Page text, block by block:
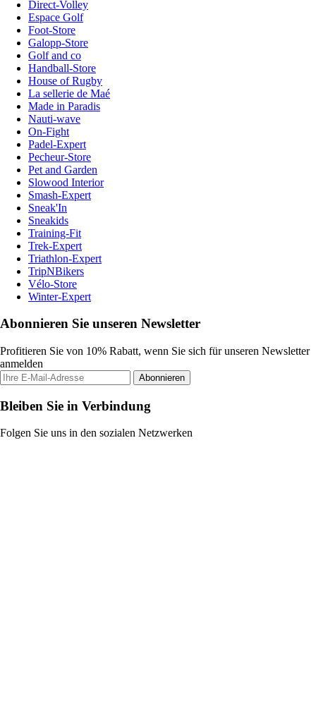
Direct-Volley
Espace Golf
Foot-Store
Galopp-Store
Golf and co
Handball-Store
House of Rugby
La sellerie de Maé
Made in Paradis
Nauti-wave
On-Fight
Padel-Expert
Pecheur-Store
Pet and Garden
Slowood Interior
Smash-Expert
Sneak'In
Sneakids
Training-Fit
Trek-Expert
Triathlon-Expert
TripNBikers
Vélo-Store
Winter-Expert
Abonnieren Sie unseren Newsletter
Profitieren Sie von 10% Rabatt, wenn Sie sich für unseren Newsletter
anmelden
Abonnieren
Bleiben Sie in Verbindung
Folgen Sie uns in den sozialen Netzwerken